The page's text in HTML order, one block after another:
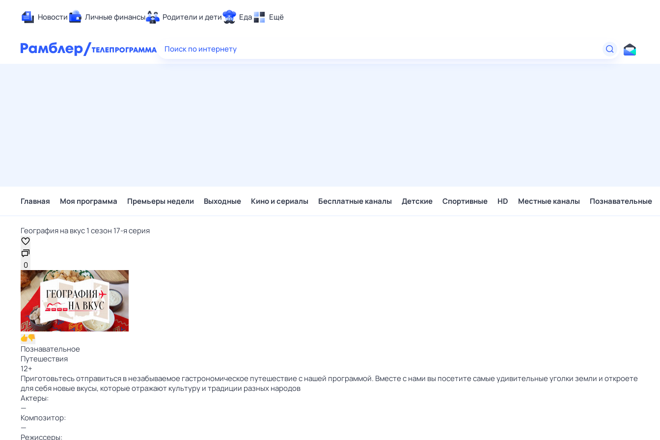
Новости Личные финансы Родители и дети Еда Ещё
Здоровье
Поиск по интернету
Главная Моя программа Премьеры недели Выходные Кино и сериалы Бесплатные каналы Детские Спортивные HD Местные каналы Познавательные
География на вкус 1 сезон 17-я серия
0
Познавательное
Путешествия
12+
Приготовьтесь отправиться в незабываемое гастрономическое путешествие с нашей программой. Вместе с нами вы посетите самые удивительные уголки земли и откроете
для себя новые вкусы, которые отражают культуру и традиции разных народов
Актеры:
—
Композитор:
—
Режиссеры: